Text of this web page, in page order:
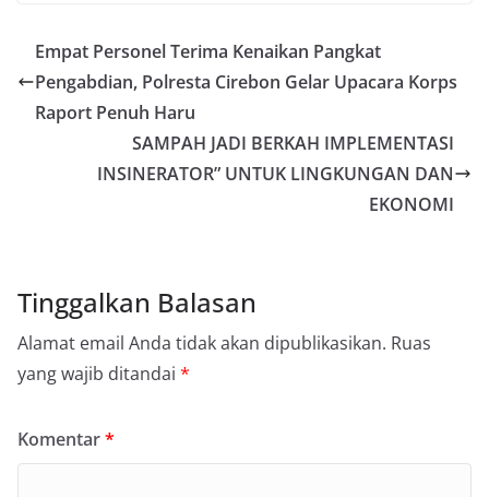
Empat Personel Terima Kenaikan Pangkat
Pengabdian, Polresta Cirebon Gelar Upacara Korps
Raport Penuh Haru
SAMPAH JADI BERKAH IMPLEMENTASI
INSINERATOR” UNTUK LINGKUNGAN DAN
EKONOMI
Tinggalkan Balasan
Alamat email Anda tidak akan dipublikasikan. Ruas
yang wajib ditandai *
Komentar*